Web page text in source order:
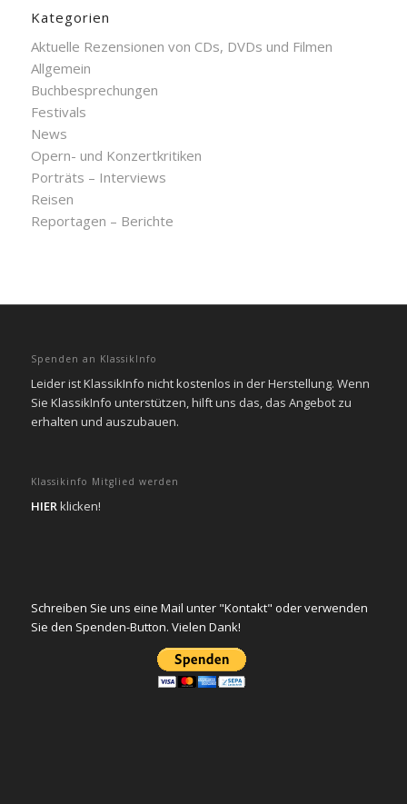
Kategorien
Aktuelle Rezensionen von CDs, DVDs und Filmen
Allgemein
Buchbesprechungen
Festivals
News
Opern- und Konzertkritiken
Porträts – Interviews
Reisen
Reportagen – Berichte
Spenden an KlassikInfo
Leider ist KlassikInfo nicht kostenlos in der Herstellung. Wenn
Sie KlassikInfo unterstützen, hilft uns das, das Angebot zu
erhalten und auszubauen.
Klassikinfo Mitglied werden
HIERklicken!
Schreiben Sie uns eine Mail unter "Kontakt" oder verwenden
Sie den Spenden-Button. Vielen Dank!